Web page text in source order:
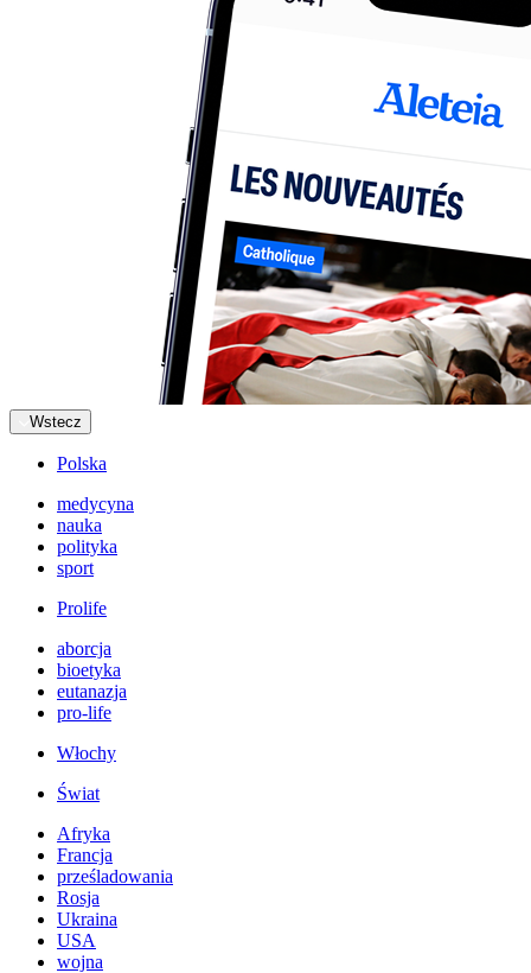
Wstecz
Polska
medycyna
nauka
polityka
sport
Prolife
aborcja
bioetyka
eutanazja
pro-life
Włochy
Świat
Afryka
Francja
prześladowania
Rosja
Ukraina
USA
wojna